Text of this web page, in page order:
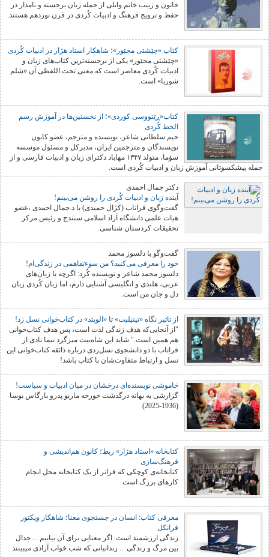
خاتون و زینب خانم وانلی از جمله زنان برجسته و نامدار در
حفظ و ترویج فرهنگ و ادبیات کُردی در قرن نوزدهم هستند.
کتاب «چێشتی مجێور»؛ شاهکار استاد هژار در ادبیات کُردی
«چێشتی مجێور» یکی از برجسته‌ترین کتاب‌های زبان و
ادبیات کُردی معاصر است که معنی تحت اللفظی آن «شلم
شوربا» است.
کتاب«ڕێنووسی کوردی»؛ از نخستین‌ها در آموزش رسم
الخط کُردی
حیم سلطانی شاعر، نویسنده و مترجم، عضو کانون
نویسندگان و مترجمین ایران، مدیرکل و مسئول موسسه
سۆما، متولد ۱۳۴۷ مهاباد دکترای زبان و ادبیات فارسی و از
جمله پیشکسوتانی آموزش زبان و ادبیات کُردی است.
دکتر جمال احمدی
آینده زبان و ادبیات کُردی را روشن می‌بینم!
گفت‌وگوی فراتاب (کژال حمیدی) با د.جمال احمدی ،عضو
هیات علمی دانشگاه آزاد اسلامی سنندج و رئیس مرکز
تحقیقات کردستان شناسی.
گفت‌وگو با دلسوز محمد
خود را معرفی می‌کنید؟ من سوءتفاهمی در زندگی‌ام!
دلسوز محمد شاعر و نویسنده کُرد: اگرچە با زبان‌های
عربی، هلندی و انگلیسی آشنایی دارم، اما زبان کُردی زبان
دل و جان من است.
از تاثیر نگاه «تیتیلیت» تا «الویتد» در کتاب‌خوانی نسل زد!
"از آنجایی‌که هدف زندگی لذت است، پس هدف کتاب‌خوانی
هم همین است." شاید این شاه‌بیت میزگرد نیما نادی از
فراتاب با دو دانشجوی نسل‌زدی درباره ذائقه کتاب‌خوانی این
نسل و ارتباط متفاوت‌شان با کتاب باشد!
خاموشی نویسندەای درخشان در میان ادبیات و سیاست!
گزارشی به بهانه درگذشت خورخه ماریو پدرو بارگاس یوسا
(1936-2025)
کتابخانه «استاد هژار» ربط؛ کانون هم‌اندیشی و
فرهنگ‌سازی
کتابخانه‌ی کوچکی که فراتر از یک کتابخانه محل انجام
کارهای بزرگ است
معرفی کتاب: انسان در جستجوی معنا؛ شاهکار ویکتور
فرانکل
زندگی ارزشمند است. اگر معنایی برای آن بیابیم ... جدال
بین مرگ و زندگی ... زندانیانی که شب خواب آزادی میبینند